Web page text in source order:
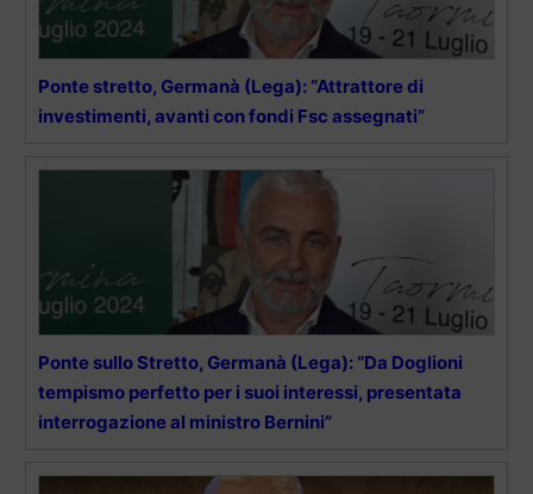
Ponte stretto, Germanà (Lega): “Attrattore di
investimenti, avanti con fondi Fsc assegnati”
Ponte sullo Stretto, Germanà (Lega): “Da Doglioni
tempismo perfetto per i suoi interessi, presentata
interrogazione al ministro Bernini”